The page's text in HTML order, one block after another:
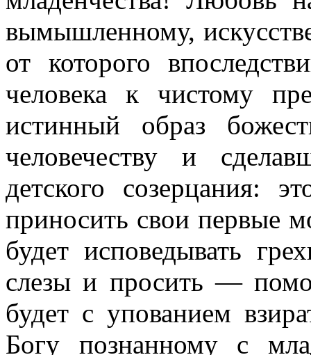
вымышленному,
от которого
человека к чистому
истинный образ
человечеству и
детского созерцания:
приносить свои первые
будет исповедывать
слезы и просить —
будет с упованием
Богу познанному с